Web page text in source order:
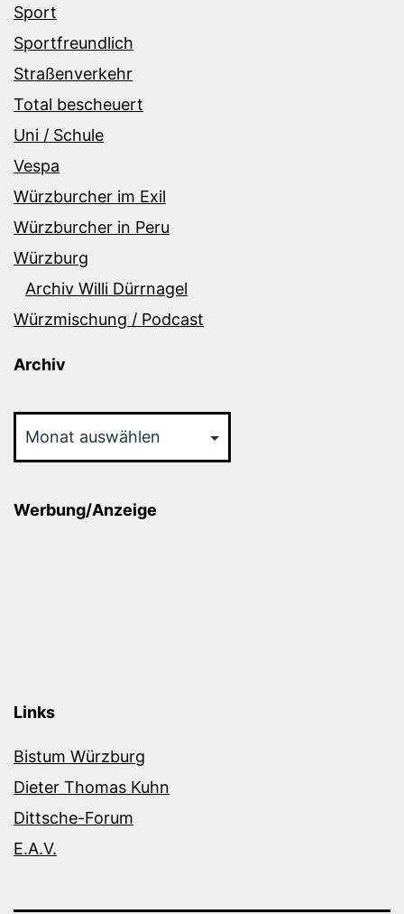
Sport
Sportfreundlich
Straßenverkehr
Total bescheuert
Uni / Schule
Vespa
Würzburcher im Exil
Würzburcher in Peru
Würzburg
Archiv Willi Dürrnagel
Würzmischung / Podcast
Archiv
Werbung/Anzeige
Links
Bistum Würzburg
Dieter Thomas Kuhn
Dittsche-Forum
E.A.V.